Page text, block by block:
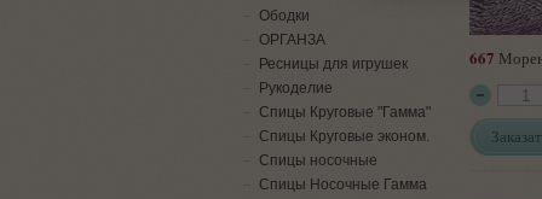
667
Ободки
ОРГАНЗА
Ресницы для игрушек
Рукоделие
Спицы Круговые "Гамма"
Спицы Круговые эконом.
Спицы носочные
Спицы Носочные Гамма